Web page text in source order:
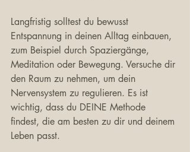
Langfristig solltest du bewusst
Entspannung in deinen Alltag einbauen,
zum Beispiel durch Spaziergänge,
Meditation oder Bewegung. Versuche dir
den Raum zu nehmen, um dein
Nervensystem zu regulieren. Es ist
wichtig, dass du DEINE Methode
findest, die am besten zu dir und deinem
Leben passt.